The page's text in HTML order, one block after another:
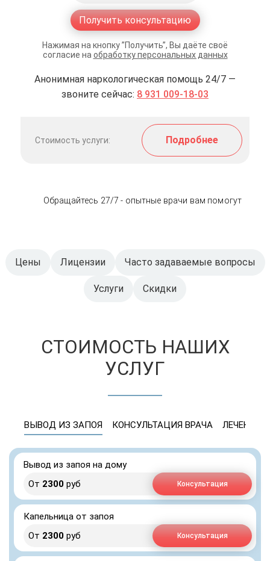
Получить консультацию
Нажимая на кнопку ”Получить”, Вы даёте своё
согласие на обработку персональных данных
Анонимная наркологическая помощь 24/7 —
звоните сейчас: 8 931 009-18-03
Стоимость услуги: Подробнее
Обращайтесь 27/7 - опытные врачи вам помогут
Цены Лицензии Часто задаваемые вопросы
Услуги Скидки
СТОИМОСТЬ НАШИХ
УСЛУГ
ВЫВОД ИЗ ЗАПОЯ КОНСУЛЬТАЦИЯ ВРАЧА ЛЕЧЕНИЕ
Вывод из запоя на дому
От 2300 руб Консультация
Капельница от запоя
От 2300 руб Консультация